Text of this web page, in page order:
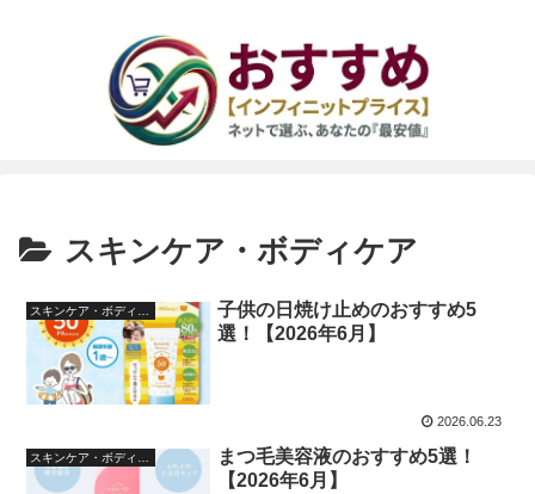
スキンケア・ボディケア
子供の日焼け止めのおすすめ5
選！【2026年6月】
2026.06.23
スキンケア・ボディケア
まつ毛美容液のおすすめ5選！
【2026年6月】